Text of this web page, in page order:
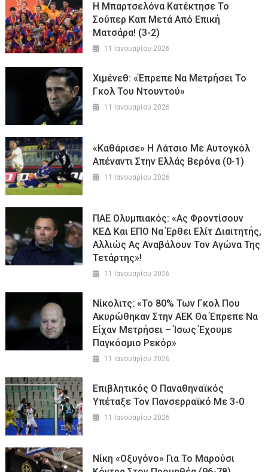
Η Μπαρτσελόνα Κατέκτησε Το
Σούπερ Καπ Μετά Από Επική
Ματσάρα! (3-2)
11 Ιανουαρίου 2026
Χιμένεθ: «Έπρεπε Να Μετρήσει Το
Γκολ Του Ντουντού»
11 Ιανουαρίου 2026
«Καθάρισε» Η Λάτσιο Με Αυτογκόλ
Απέναντι Στην Ελλάς Βερόνα (0-1)
11 Ιανουαρίου 2026
ΠΑΕ Ολυμπιακός: «Ας Φροντίσουν
ΚΕΔ Και ΕΠΟ Να Έρθει Ελίτ Διαιτητής,
Αλλιώς Ας Αναβάλουν Τον Αγώνα Της
Τετάρτης»!
11 Ιανουαρίου 2026
Νίκολιτς: «Το 80% Των Γκολ Που
Ακυρώθηκαν Στην ΑΕΚ Θα Έπρεπε Να
Είχαν Μετρήσει – Ίσως Έχουμε
Παγκόσμιο Ρεκόρ»
11 Ιανουαρίου 2026
Επιβλητικός Ο Παναθηναϊκός
Υπέταξε Τον Πανσερραϊκό Με 3-0
11 Ιανουαρίου 2026
Νίκη «οξυγόνο» Για Το Μαρούσι